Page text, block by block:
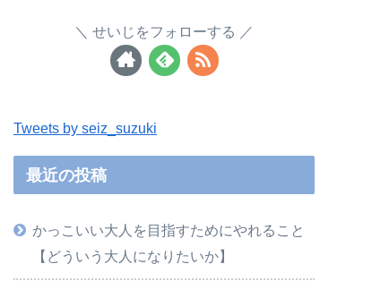
せいじをフォローする
Tweets by seiz_suzuki
最近の投稿
かっこいい大人を目指すためにやれること
【どういう大人になりたいか】